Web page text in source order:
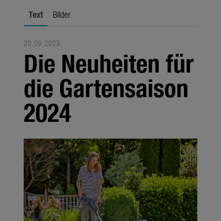
Jahreszeiten
Fachhandel
Unternehmen
Media
Jahreszeiten
Services
Unternehmen
Über uns
Text Bilder
20.09.2023
Die Neuheiten für
die Gartensaison
2024